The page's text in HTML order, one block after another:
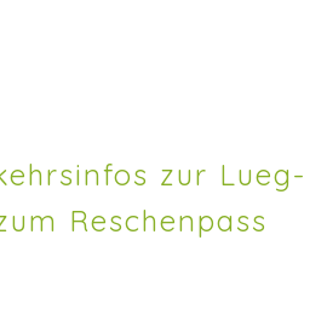
zur Lueg-
Reschenpass